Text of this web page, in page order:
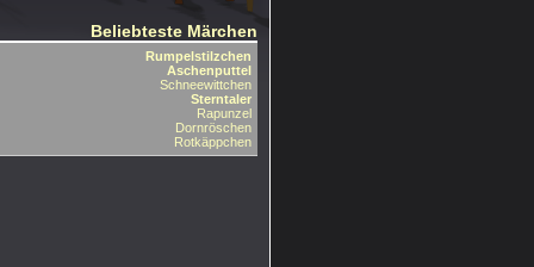
Beliebteste Märchen
Rumpelstilzchen
Aschenputtel
Schneewittchen
Sterntaler
Rapunzel
Dornröschen
Rotkäppchen